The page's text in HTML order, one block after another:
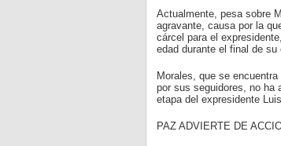
Actualmente, pesa sobre
agravante, causa por la
cárcel para el
edad durante el final de su
Morales, que se
por sus seguidores, no ha
etapa del expresidente
PAZ ADVIERTE DE